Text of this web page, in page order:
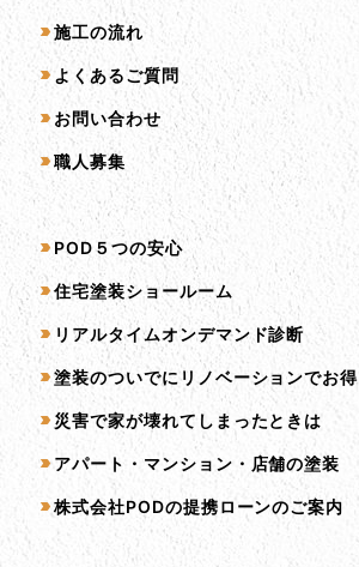
施工の流れ
よくあるご質問
お問い合わせ
職人募集
サービス一覧
POD５つの安心
住宅塗装ショールーム
リアルタイムオンデマンド診断
塗装のついでにリノベーションでお得
災害で家が壊れてしまったときは
アパート・マンション・店舗の塗装
株式会社PODの提携ローンのご案内